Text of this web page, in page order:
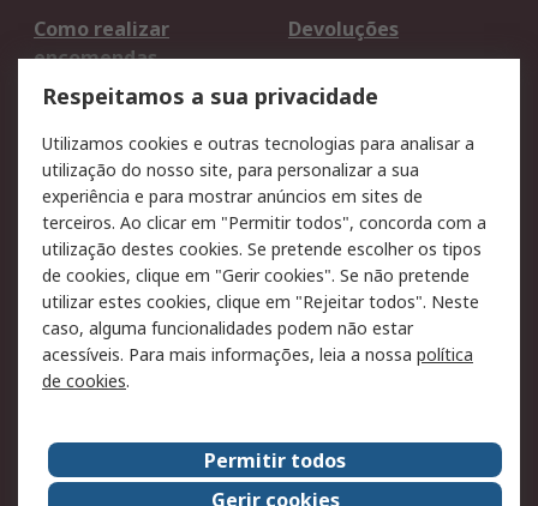
Como realizar
encomendas
Devoluções
Formas de entrega
Qualidade e ambiente
Pagamento e
faturação
Legal
Aviso legal
Política de cookies
Política de privacidade
- Atualizada
Segurança de emails
Condições de venda
Sobre a RS
A RS no mundo RS Group
Respeitamos a sua privacidade
Utilizamos cookies e outras tecnologias para analisar a
utilização do nosso site, para personalizar a sua
experiência e para mostrar anúncios em sites de
terceiros. Ao clicar em "Permitir todos", concorda com a
utilização destes cookies. Se pretende escolher os tipos
de cookies, clique em "Gerir cookies". Se não pretende
utilizar estes cookies, clique em "Rejeitar todos". Neste
caso, alguma funcionalidades podem não estar
acessíveis. Para mais informações, leia a nossa política
de cookies.
Permitir todos
Gerir cookies